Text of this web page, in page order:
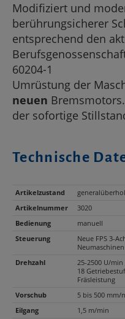
Modifiziert und
berührungsicherer
entsprechend den
60204-1
Umrüstung der
neuen
der sofortige
Technische
Artikelzustand
Artikelnummer
3020
Bedienung
manuell
Steuerung
Neue FPS 3-
Drehzahl
25-2500 U/
18
Fräsleistung
Vorschub
5 bis 500 mm/
Eilgang
1,5 m/min